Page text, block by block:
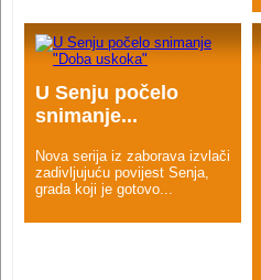
U Senju počelo
snimanje...
Nova serija iz zaborava izvlači
zadivljujuću povijest Senja,
grada koji je gotovo...